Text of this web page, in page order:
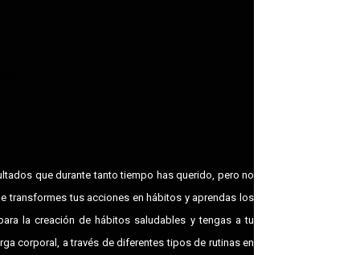
que durante tanto tiempo has querido, pero no
transformes tus acciones en hábitos y aprendas los
la creación de hábitos saludables y tengas a tu
corporal, a través de diferentes tipos de rutinas en